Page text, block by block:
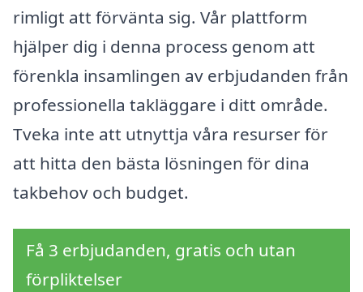
rimligt att förvänta sig. Vår plattform
hjälper dig i denna process genom att
förenkla insamlingen av erbjudanden från
professionella takläggare i ditt område.
Tveka inte att utnyttja våra resurser för
att hitta den bästa lösningen för dina
takbehov och budget.
Få 3 erbjudanden, gratis och utan
förpliktelser